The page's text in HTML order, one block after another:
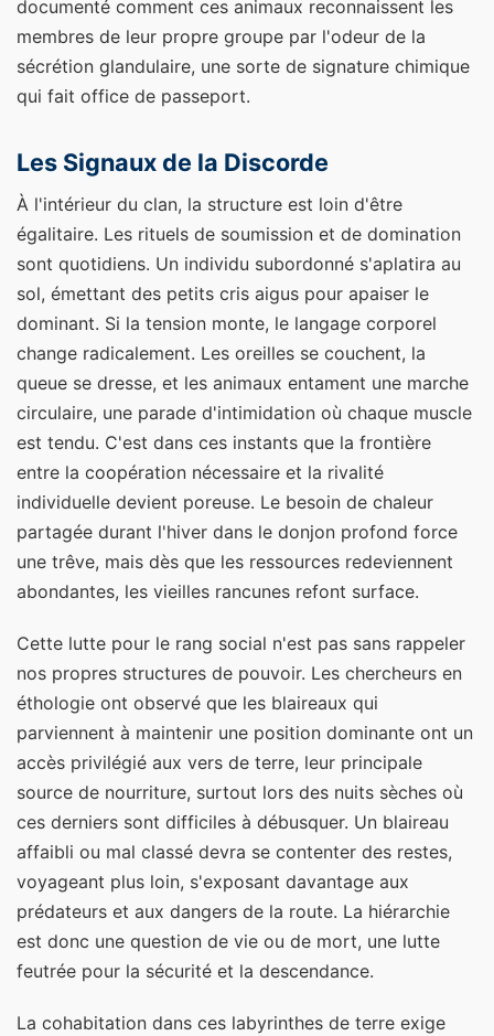
documenté comment ces animaux reconnaissent les
membres de leur propre groupe par l'odeur de la
sécrétion glandulaire, une sorte de signature chimique
qui fait office de passeport.
Les Signaux de la Discorde
À l'intérieur du clan, la structure est loin d'être
égalitaire. Les rituels de soumission et de domination
sont quotidiens. Un individu subordonné s'aplatira au
sol, émettant des petits cris aigus pour apaiser le
dominant. Si la tension monte, le langage corporel
change radicalement. Les oreilles se couchent, la
queue se dresse, et les animaux entament une marche
circulaire, une parade d'intimidation où chaque muscle
est tendu. C'est dans ces instants que la frontière
entre la coopération nécessaire et la rivalité
individuelle devient poreuse. Le besoin de chaleur
partagée durant l'hiver dans le donjon profond force
une trêve, mais dès que les ressources redeviennent
abondantes, les vieilles rancunes refont surface.
Cette lutte pour le rang social n'est pas sans rappeler
nos propres structures de pouvoir. Les chercheurs en
éthologie ont observé que les blaireaux qui
parviennent à maintenir une position dominante ont un
accès privilégié aux vers de terre, leur principale
source de nourriture, surtout lors des nuits sèches où
ces derniers sont difficiles à débusquer. Un blaireau
affaibli ou mal classé devra se contenter des restes,
voyageant plus loin, s'exposant davantage aux
prédateurs et aux dangers de la route. La hiérarchie
est donc une question de vie ou de mort, une lutte
feutrée pour la sécurité et la descendance.
La cohabitation dans ces labyrinthes de terre exige